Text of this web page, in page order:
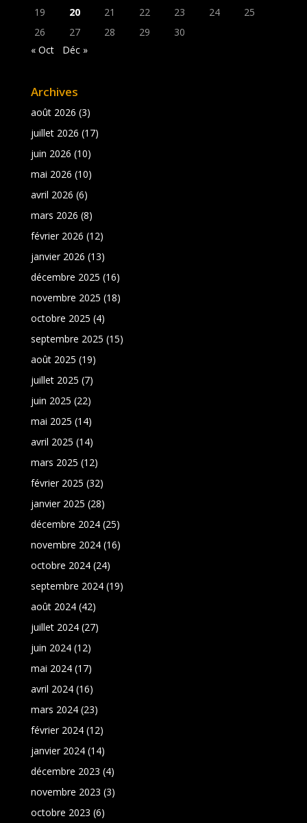
19
20 21 22 23 24
25
26
27 28 29
30
« Oct
Déc »
Archives
août 2026 (3)
juillet 2026 (17)
juin 2026 (10)
mai 2026 (10)
avril 2026 (6)
mars 2026 (8)
février 2026 (12)
janvier 2026 (13)
décembre 2025 (16)
novembre 2025 (18)
octobre 2025 (4)
septembre 2025 (15)
août 2025 (19)
juillet 2025 (7)
juin 2025 (22)
mai 2025 (14)
avril 2025 (14)
mars 2025 (12)
février 2025 (32)
janvier 2025 (28)
décembre 2024(25)
novembre 2024(16)
octobre 2024(24)
septembre 2024(19)
août 2024(42)
juillet 2024(27)
juin 2024(12)
mai 2024(17)
avril 2024(16)
mars 2024(23)
février 2024(12)
janvier 2024(14)
décembre 2023 (4)
novembre 2023 (3)
octobre 2023 (6)